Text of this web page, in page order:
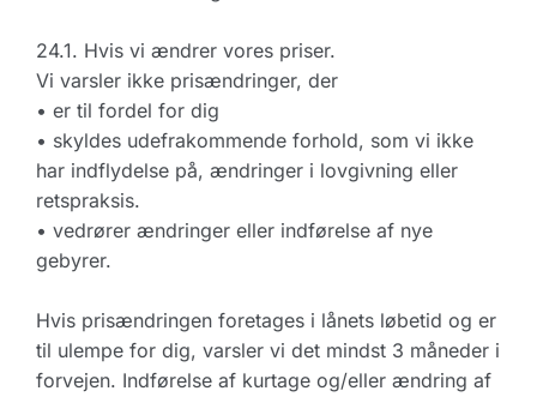
24.1. Hvis vi ændrer vores priser.
Vi varsler ikke prisændringer, der
• er til fordel for dig
• skyldes udefrakommende forhold, som vi ikke
har indflydelse på, ændringer i lovgivning eller
retspraksis.
• vedrører ændringer eller indførelse af nye
gebyrer.
Hvis prisændringen foretages i lånets løbetid og er
til ulempe for dig, varsler vi det mindst 3 måneder i
forvejen. Indførelse af kurtage og/eller ændring af